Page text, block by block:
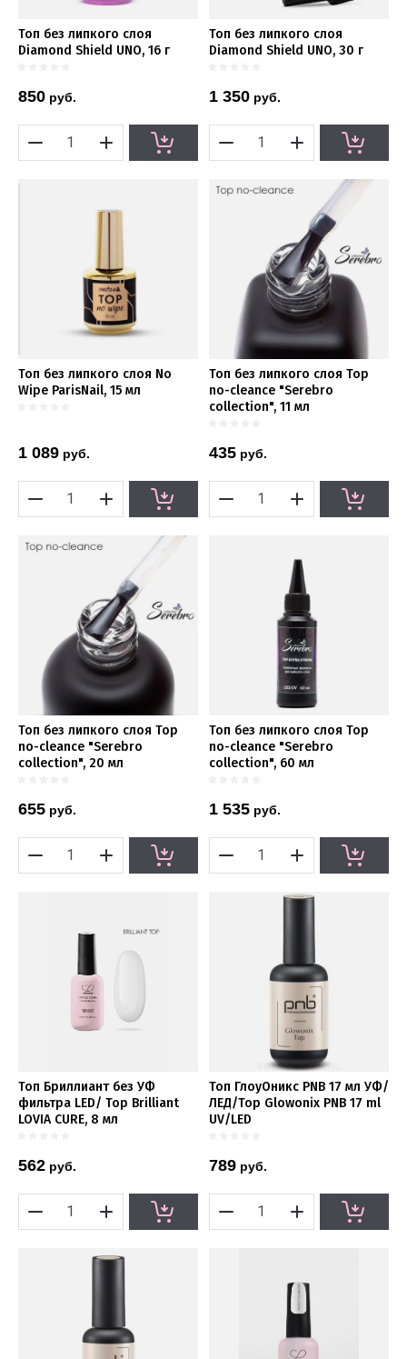
Топ без липкого слоя
Diamond Shield UNO, 16 г
850 руб.
Топ без липкого слоя
Diamond Shield UNO, 30 г
1 350 руб.
Топ без липкого слоя No
Wipe ParisNail, 15 мл
1 089 руб.
Топ без липкого слоя Top
no-cleance "Serebro
collection", 11 мл
435 руб.
Топ без липкого слоя Top
no-cleance "Serebro
collection", 20 мл
655 руб.
Топ без липкого слоя Top
no-cleance "Serebro
collection", 60 мл
1 535 руб.
Топ Бриллиант без УФ
фильтра LED/ Top Brilliant
LOVIA CURE, 8 мл
562 руб.
Топ ГлоуОникс PNB 17 мл УФ/
ЛЕД/Top Glowonix PNB 17 ml
UV/LED
789 руб.